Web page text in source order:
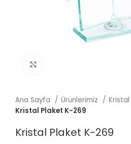
Ana Sayfa Ürünlerimiz
Kristal Plaket K-269
Kristal Plaket K-269